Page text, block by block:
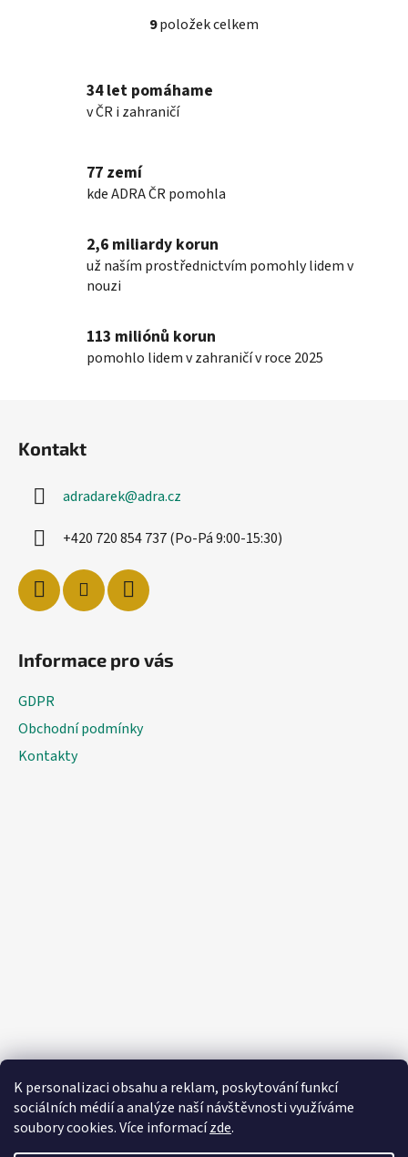
K personalizaci obsahu a reklam, poskytování funkcí
sociálních médií a analýze naší návštěvnosti využíváme
soubory cookies. Více informacízde.
O
á
p
k
y
p
i
9položek celkem
34 let pomáhame
v ČR i zahraničí
77 zemí
kde ADRA ČR pomohla
2,6 miliardy korun
už naším prostřednictvím pomohly lidem v
nouzi
113 miliónů korun
pomohlo lidem v zahraničí v roce 2025
Kontakt
adradarek@adra.cz
+420 720 854 737 (Po-Pá 9:00-15:30)
Informace pro vás
GDPR
Obchodní podmínky
Kontakty